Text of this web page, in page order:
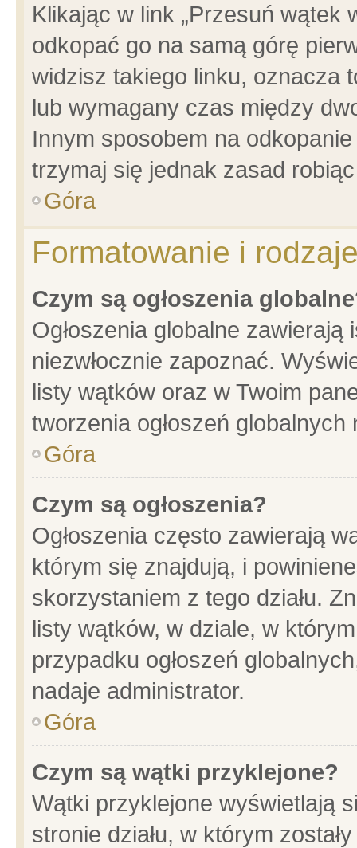
Klikając w link „Przesuń wątek
odkopać go na samą górę
widzisz takiego linku, oznacza
lub wymagany czas między
Innym sposobem na
trzymaj się jednak zasad
Góra
Formatowanie i
Czym są ogłoszenia
Ogłoszenia globalne
niezwłocznie zapoznać.
listy wątków oraz w Twoim
tworzenia ogłoszeń
Góra
Czym są ogłoszenia?
Ogłoszenia często zawierają
którym się znajdują, i
skorzystaniem z tego działu.
listy wątków, w dziale, w
przypadku ogłoszeń
nadaje administrator.
Góra
Czym są wątki przyklejone?
Wątki przyklejone wyświetlają
stronie działu, w którym